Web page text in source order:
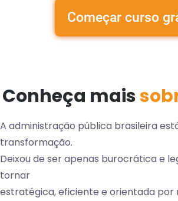
Começar curso
Conheça mais
A administração pública brasileira
transformação.
Deixou de ser apenas burocrática e
tornar
estratégica, eficiente e orientada por